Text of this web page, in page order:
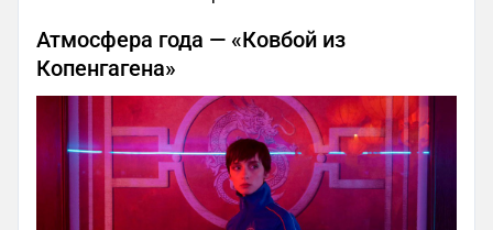
Атмосфера года — «Ковбой из
Копенгагена»